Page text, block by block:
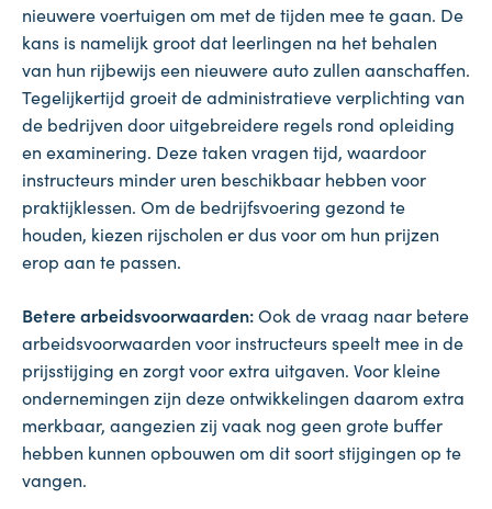
nieuwere voertuigen om met de tijden mee te gaan. De
kans is namelijk groot dat leerlingen na het behalen
van hun rijbewijs een nieuwere auto zullen aanschaffen.
Tegelijkertijd groeit de administratieve verplichting van
de bedrijven door uitgebreidere regels rond opleiding
en examinering. Deze taken vragen tijd, waardoor
instructeurs minder uren beschikbaar hebben voor
praktijklessen. Om de bedrijfsvoering gezond te
houden, kiezen rijscholen er dus voor om hun prijzen
erop aan te passen.
Betere arbeidsvoorwaarden:Ook de vraag naar betere
arbeidsvoorwaarden voor instructeurs speelt mee in de
prijsstijging en zorgt voor extra uitgaven. Voor kleine
ondernemingen zijn deze ontwikkelingen daarom extra
merkbaar, aangezien zij vaak nog geen grote buffer
hebben kunnen opbouwen om dit soort stijgingen op te
vangen.